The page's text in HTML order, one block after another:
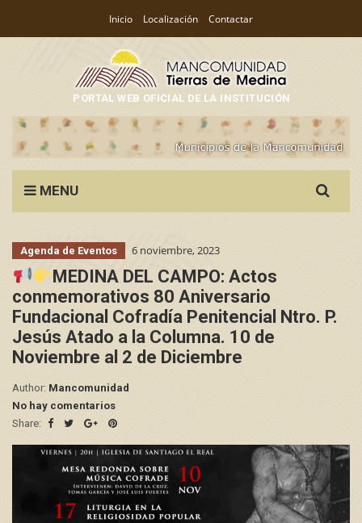
Inicio Localización Contactar
PORTAL WEB OFICIAL DE LA INSTITUCIÓN
MENU
for:
Agenda de Eventos 6 noviembre, 2023
MEDINA DEL CAMPO: Actos
conmemorativos 80 Aniversario
Fundacional Cofradía Penitencial Ntro. P.
Jesús Atado a la Columna. 10 de
Noviembre al 2 de Diciembre
Author: Mancomunidad
No hay comentarios
Share: